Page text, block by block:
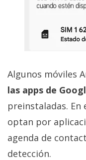
Algunos móviles
las apps de
preinstaladas. En
optan por
agenda de
detección.